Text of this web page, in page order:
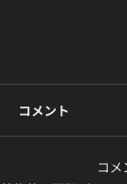
コメント
コメ